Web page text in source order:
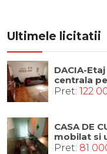
Ultimele licitatii
DACIA-
centrala
Pret: 122
CASA DE
mobilat si
Pret: 81